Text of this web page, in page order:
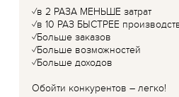
✓в 2 РАЗА МЕНЬШЕ затрат
✓в 10 РАЗ БЫСТРЕЕ
✓Больше заказов
✓Больше возможностей
✓Больше доходов
Обойти конкурентов – легко!